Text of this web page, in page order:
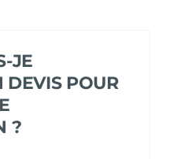
JE
DEVIS POUR
?